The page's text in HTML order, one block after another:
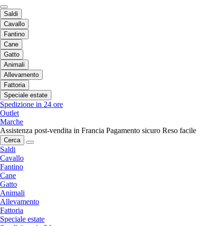
Saldi
Cavallo
Fantino
Cane
Gatto
Animali
Allevamento
Fattoria
Speciale estate
Spedizione in 24 ore
Outlet
Marche
Assistenza post-vendita in Francia Pagamento sicuro Reso facile
Cerca
Saldi
Cavallo
Fantino
Cane
Gatto
Animali
Allevamento
Fattoria
Speciale estate